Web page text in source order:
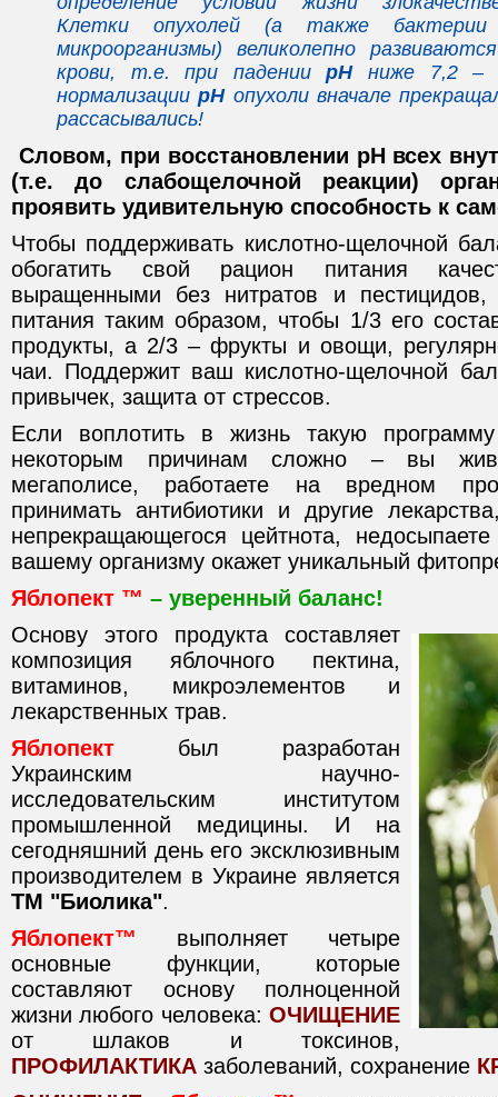
Клетки опухолей (а также
микроорганизмы) великолепно
крови, т.е. при падениирНниже 7,2 –
нормализациирНопухоли вначале
рассасывались!
Словом, при восстановлении рН всех
(т.е. до слабощелочной реакции)
проявить удивительную способность к
Чтобы поддерживать кислотно-щелочной
обогатить свой рацион питания
выращенными без нитратов и пестицидов,
питания таким образом, чтобы 1/3 его
продукты, а 2/3 – фрукты и овощи,
чаи. Поддержит ваш кислотно-щелочной
привычек, защита от стрессов.
Если воплотить в жизнь такую
некоторым причинам сложно – вы
мегаполисе, работаете на вредном
принимать антибиотики и другие
непрекращающегося цейтнота,
вашему организму окажет уникальный
Яблопект ™ – уверенный баланс!
Основу этого продукта составляет
композиция яблочного пектина,
витаминов, микроэлементов и
лекарственных трав.
Яблопект был разработан
Украинским научно-
исследовательским институтом
промышленной медицины. И на
сегодняшний день его эксклюзивным
производителем в Украине является
ТМ "Биолика".
Яблопект™ выполняет четыре
основные функции, которые
составляют основу полноценной
жизни любого человека: ОЧИЩЕНИЕ
от шлаков и токсинов,
ПРОФИЛАКТИКА заболеваний, сохранение